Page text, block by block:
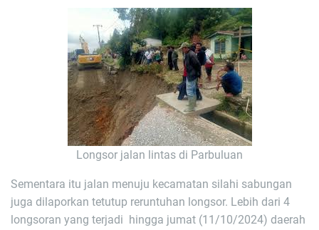
Longsor jalan lintas di Parbuluan
Sementara itu jalan menuju kecamatan silahi sabungan
juga dilaporkan tetutup reruntuhan longsor. Lebih dari 4
longsoran yang terjadi hingga jumat (11/10/2024) daerah